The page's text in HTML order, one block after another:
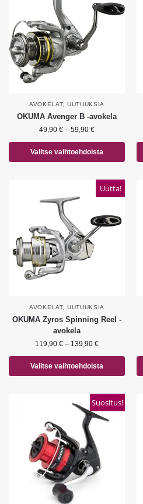
AVOKELAT, UUTUUKSIA
OKUMA Avenger B -avokela
49,90 € – 59,90 €
Valitse vaihtoehdoista
Uutta!
AVOKELAT, UUTUUKSIA
OKUMA Zyros Spinning Reel -
avokela
119,90 € – 139,90 €
Valitse vaihtoehdoista
Suositus!